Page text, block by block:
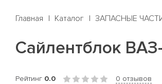
Главная Каталог ЗАПАСНЫЕ
Сайлентблок
Рейтинг 0.0 0 отзывов